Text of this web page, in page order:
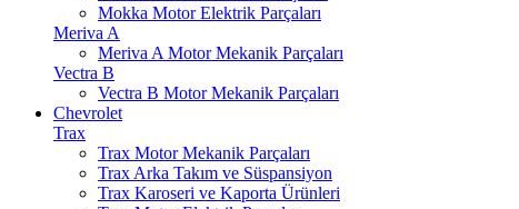
Mokka Motor Elektrik Parçaları
Meriva A
Meriva A Motor Mekanik Parçaları
Vectra B
Vectra B Motor Mekanik Parçaları
Chevrolet
Trax
Trax Motor Mekanik Parçaları
Trax Arka Takım ve Süspansiyon
Trax Karoseri ve Kaporta Ürünleri